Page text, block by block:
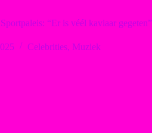
“Er is véél kaviaar gegeten”
Celebrities, Muziek